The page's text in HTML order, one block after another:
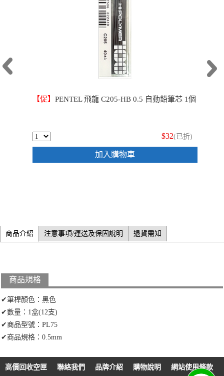
【促】 PENTEL 飛龍 C205-HB 0.5 自動鉛筆芯 1個
$32(已折)
加入購物車
商品介紹 注意事項/運送及保固說明 退貨需知
商品規格
✔筆桿顏色：黑色
✔數量：1盒(12支)
✔商品型號：PL75
✔商品規格：0.5mm
高價回收空匣 聯絡我們 品牌介紹 購物說明 網站使用條款